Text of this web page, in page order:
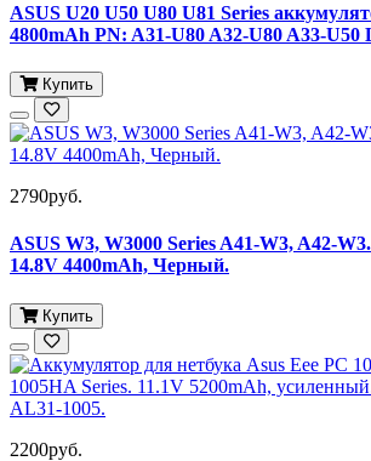
ASUS U20 U50 U80 U81 Series
4800mAh PN: A31-U80 A32-U80 A33-
Купить
2790руб.
ASUS W3, W3000 Series A41-W3, A42-
14.8V 4400mAh, Черный.
Купить
2200руб.